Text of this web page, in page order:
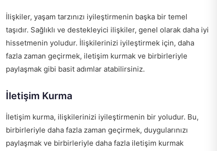
İlişkiler, yaşam tarzınızı iyileştirmenin başka bir temel
taşıdır. Sağlıklı ve destekleyici ilişkiler, genel olarak daha iyi
hissetmenin yoludur. İlişkilerinizi iyileştirmek için, daha
fazla zaman geçirmek, iletişim kurmak ve birbirleriyle
paylaşmak gibi basit adımlar atabilirsiniz.
İletişim Kurma
İletişim kurma, ilişkilerinizi iyileştirmenin bir yoludur. Bu,
birbirleriyle daha fazla zaman geçirmek, duygularınızı
paylaşmak ve birbirleriyle daha fazla iletişim kurmak